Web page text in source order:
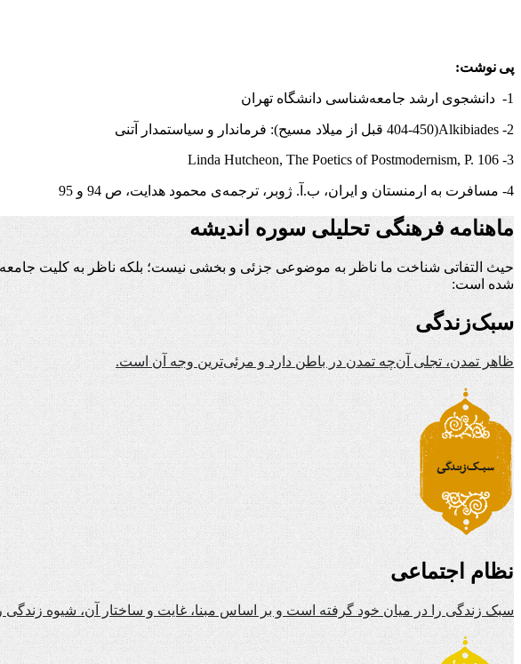
پی نوشت:
1- دانشجوی ارشد جامعه‌شناسی دانشگاه تهران
2-
Alkibiades(404-450 قبل از میلاد مسیح): فرماندار و سیاستمدار آتنی
3-
Linda Hutcheon, The Poetics of Postmodernism, P. 106
4- مسافرت به ارمنستان و ایران، ب.آ. ژوبر، ترجمه‌ی محمود هدایت، ص 94 و 95
ماهنامه فرهنگی تحلیلی سوره اندیشه
حیث التفاتی شناخت ما ناظر به موضوعی جزئی و بخشی نیست؛ بلکه ناظر به کلیت
شده است:
سبک‌زندگی
ظاهر تمدن، تجلی آن‌چه تمدن در باطن دارد و مرئی‌ترین وجه آن است.
نظام اجتماعی
سبک زندگی را در میان خود گرفته است و بر اساس مبنا، غایت و ساختار آن، شیوه